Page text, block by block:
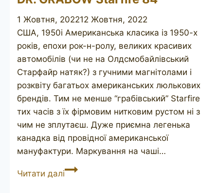
1 Жовтня, 202212 Жовтня, 2022
США, 1950і Американська класика із 1950-х
років, епохи рок-н-ролу, великих красивих
автомобілів (чи не на Олдсмобайлівський
Старфайр натяк?) з гучними магнітолами і
розквіту багатьох американських люлькових
брендів. Тим не менше “грабівський” Starfire
тих часів з їх фірмовим нитковим рустом ні з
чим не зплутаєш. Дуже приємна легенька
канадка від провідної американської
мануфактури. Маркування на чаші…
Читати даліDR.